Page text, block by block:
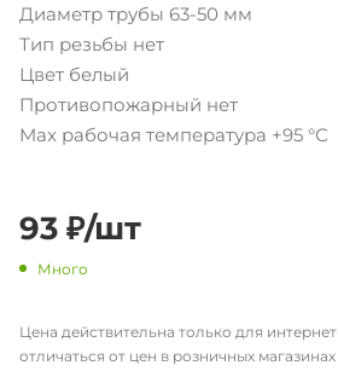
Диаметр трубы 63-50 мм
Тип резьбы нет
Цвет белый
Противопожарный нет
Max рабочая температура +95 °С
93 ₽/шт
Много
Цена действительна только для
отличаться от цен в розничных магазинах